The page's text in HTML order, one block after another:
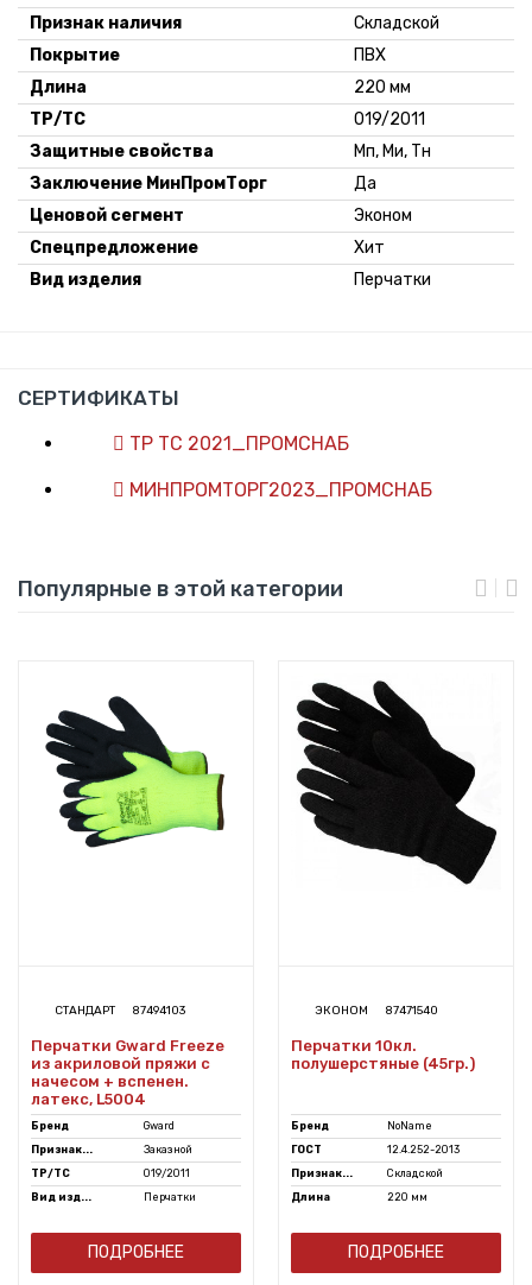
Признак наличия
Складской
Покрытие
ПВХ
Длина
220 мм
ТР/ТС
019/2011
Защитные свойства
Мп, Ми, Тн
Заключение МинПромТорг
Да
Ценовой сегмент
Эконом
Спецпредложение
Хит
Вид изделия
Перчатки
СЕРТИФИКАТЫ
ТР ТС 2021_ПРОМСНАБ
МИНПРОМТОРГ2023_ПРОМСНАБ
Популярные в этой категории
СТАНДАРТ 87494103
Перчатки Gward Freeze
из акриловой пряжи с
начесом + вспенен.
латекс, L5004
Бренд
Gward
Признак...
Заказной
ТР/ТС
019/2011
Вид изд...
Перчатки
ПОДРОБНЕЕ
ЭКОНОМ 87471540
Перчатки 10кл.
полушерстяные (45гр.)
Бренд
NoName
ГОСТ
12.4.252-2013
Признак...
Складской
Длина
220 мм
ПОДРОБНЕЕ